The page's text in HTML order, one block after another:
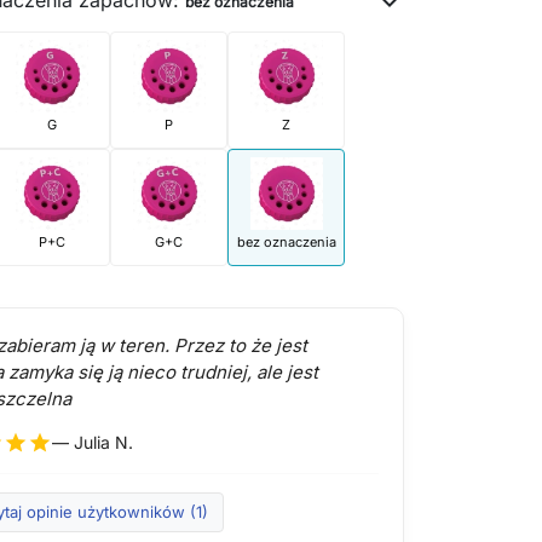
G P Z
P+C G+C bez oznaczenia
ją w teren. Przez to że jest
zamyka się ją nieco trudniej, ale jest
star star— Julia N.
opinie użytkowników (1)